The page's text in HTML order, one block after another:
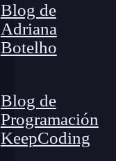
Blog de
Adriana
Botelho
Blog de
Programación
KeepCoding